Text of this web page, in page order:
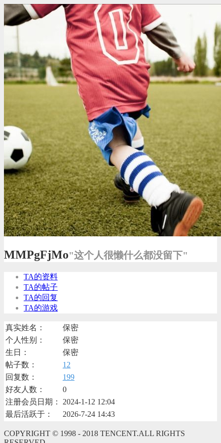
MMPgFjMo"这个人很懒什么都没留下"
TA的资料
TA的帖子
TA的回复
TA的游戏
真实姓名：
保密
个人性别：
保密
生日：
保密
帖子数：
12
回复数：
199
好友人数：
0
注册会员日期：
2024-1-12 12:04
最后活跃于：
2026-7-24 14:43
COPYRIGHT © 1998 - 2018 TENCENT.ALL RIGHTS